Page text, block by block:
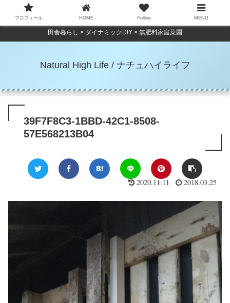
田舎暮らし × ダイナミックDIY × 無肥料家庭菜園
Natural High Life / ナチュハイライフ
39F7F8C3-1BBD-42C1-8508-
57E568213B04
2020.11.11 2018.03.25
プロフィール HOME Follow MENU